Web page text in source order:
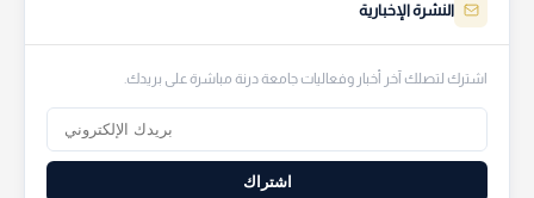
النشرة الإخبارية
اشترك لتصلك آخر أخبار وفعاليات جامعة درنة مباشرة على بريدك.
اشتراك